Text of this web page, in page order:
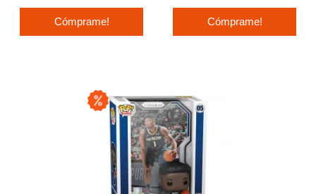
Cómprame! Cómprame!